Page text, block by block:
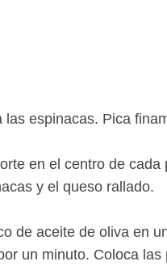
espinacas. Pica
en el centro de
y el queso rallado.
de aceite de oliva en
un minuto. Coloca